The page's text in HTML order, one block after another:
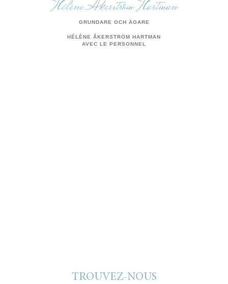
Hélène Åkerström Hartman
GRUNDARE OCH ÄGARE
HÉLÈNE ÅKERSTRÖM HARTMAN
AVEC LE PERSONNEL
TROUVEZ-NOUS